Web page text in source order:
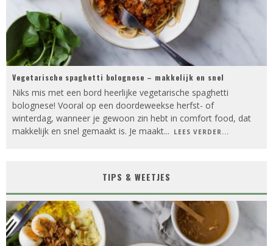
Vegetarische spaghetti bolognese – makkelijk en snel
Niks mis met een bord heerlijke vegetarische spaghetti
bolognese! Vooral op een doordeweekse herfst- of
winterdag, wanneer je gewoon zin hebt in comfort food, dat
makkelijk en snel gemaakt is. Je maakt... LEES VERDER...
TIPS & WEETJES